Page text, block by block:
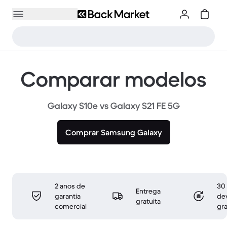
Comparar modelos
Galaxy S10e vs Galaxy S21 FE 5G
Comprar Samsung Galaxy
2 anos de
garantia
comercial
Entrega
gratuita
30